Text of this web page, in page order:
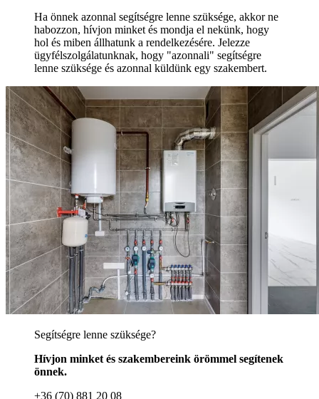
Ha önnek azonnal segítségre lenne szüksége, akkor ne
habozzon, hívjon minket és mondja el nekünk, hogy
hol és miben állhatunk a rendelkezésére. Jelezze
ügyfélszolgálatunknak, hogy "azonnali" segítségre
lenne szüksége és azonnal küldünk egy szakembert.
Segítségre lenne szüksége?
Hívjon minket és szakembereink örömmel segítenek
önnek.
+36 (70) 881 20 08